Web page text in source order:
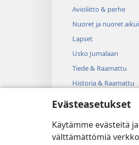
Evästeasetukset
Käytämme evästeitä
välttämättömiä
Avioliitto & perhe
Nuoret ja nuoret
Lapset
Usko Jumalaan
Tiede & Raamattu
Historia & Raamattu